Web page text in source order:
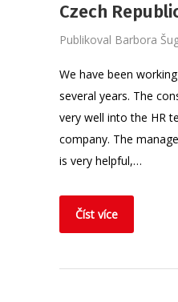
Czech
Publikoval Barbora
We have been
several years. The
very well into the HR
company. The
is very helpful,…
Číst více